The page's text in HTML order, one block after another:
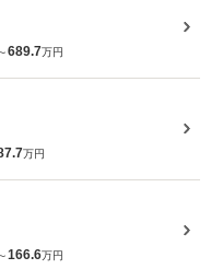
689.7万円
万円
166.6万円